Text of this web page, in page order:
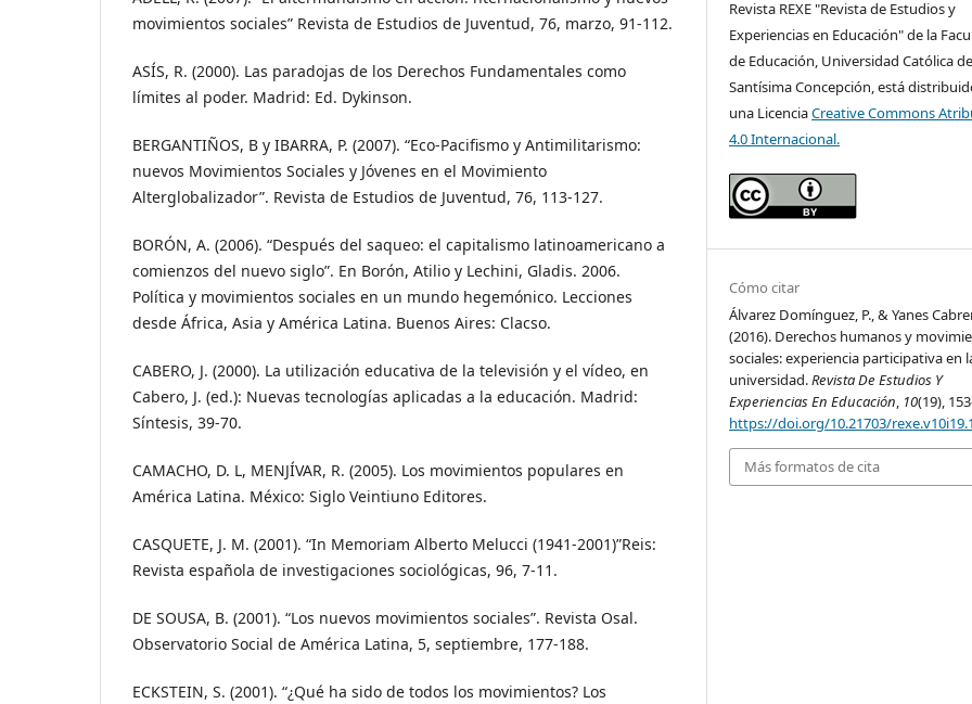
movimientos sociales” Revista de Estudios de Juventud, 76, marzo, 91-112.
ASÍS, R. (2000). Las paradojas de los Derechos Fundamentales como
límites al poder. Madrid: Ed. Dykinson.
BERGANTIÑOS, B y IBARRA, P. (2007). “Eco-Pacifismo y Antimilitarismo:
nuevos Movimientos Sociales y Jóvenes en el Movimiento
Alterglobalizador”. Revista de Estudios de Juventud, 76, 113-127.
BORÓN, A. (2006). “Después del saqueo: el capitalismo latinoamericano a
comienzos del nuevo siglo”. En Borón, Atilio y Lechini, Gladis. 2006.
Política y movimientos sociales en un mundo hegemónico. Lecciones
desde África, Asia y América Latina. Buenos Aires: Clacso.
CABERO, J. (2000). La utilización educativa de la televisión y el vídeo, en
Cabero, J. (ed.): Nuevas tecnologías aplicadas a la educación. Madrid:
Síntesis, 39-70.
CAMACHO, D. L, MENJÍVAR, R. (2005). Los movimientos populares en
América Latina. México: Siglo Veintiuno Editores.
CASQUETE, J. M. (2001). “In Memoriam Alberto Melucci (1941-2001)”Reis:
Revista española de investigaciones sociológicas, 96, 7-11.
DE SOUSA, B. (2001). “Los nuevos movimientos sociales”. Revista Osal.
Observatorio Social de América Latina, 5, septiembre, 177-188.
ECKSTEIN, S. (2001). “¿Qué ha sido de todos los movimientos? Los
Revista REXE "Revista de Estudios y
Experiencias en Educación" de la
de Educación, Universidad Católica
Santísima Concepción, está
una LicenciaCreative Commons
4.0 Internacional.
Cómo citar
Álvarez Domínguez, P., & Yanes
(2016). Derechos humanos y
sociales: experiencia participativa en
universidad.Revista De Estudios Y
Experiencias En Educación, 10(19),
https://doi.org/10.21703/
Más formatos de cita